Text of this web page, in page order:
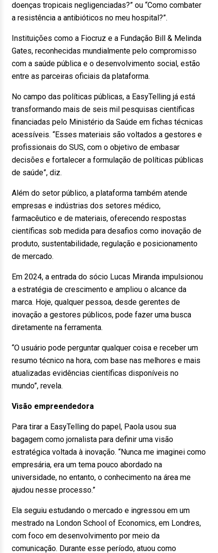
doenças tropicais negligenciadas?” ou “Como combater
a resistência a antibióticos no meu hospital?”.
Instituições como a Fiocruz e a Fundação Bill & Melinda
Gates, reconhecidas mundialmente pelo compromisso
com a saúde pública e o desenvolvimento social, estão
entre as parceiras oficiais da plataforma.
No campo das políticas públicas, a EasyTelling já está
transformando mais de seis mil pesquisas científicas
financiadas pelo Ministério da Saúde em fichas técnicas
acessíveis. “Esses materiais são voltados a gestores e
profissionais do SUS, com o objetivo de embasar
decisões e fortalecer a formulação de políticas públicas
de saúde”, diz.
Além do setor público, a plataforma também atende
empresas e indústrias dos setores médico,
farmacêutico e de materiais, oferecendo respostas
científicas sob medida para desafios como inovação de
produto, sustentabilidade, regulação e posicionamento
de mercado.
Em 2024, a entrada do sócio Lucas Miranda impulsionou
a estratégia de crescimento e ampliou o alcance da
marca. Hoje, qualquer pessoa, desde gerentes de
inovação a gestores públicos, pode fazer uma busca
diretamente na ferramenta.
“O usuário pode perguntar qualquer coisa e receber um
resumo técnico na hora, com base nas melhores e mais
atualizadas evidências científicas disponíveis no
mundo”, revela.
Visão empreendedora
Para tirar a EasyTelling do papel, Paola usou sua
bagagem como jornalista para definir uma visão
estratégica voltada à inovação. “Nunca me imaginei como
empresária, era um tema pouco abordado na
universidade, no entanto, o conhecimento na área me
ajudou nesse processo.”
Ela seguiu estudando o mercado e ingressou em um
mestrado na London School of Economics, em Londres,
com foco em desenvolvimento por meio da
comunicação. Durante esse período, atuou como